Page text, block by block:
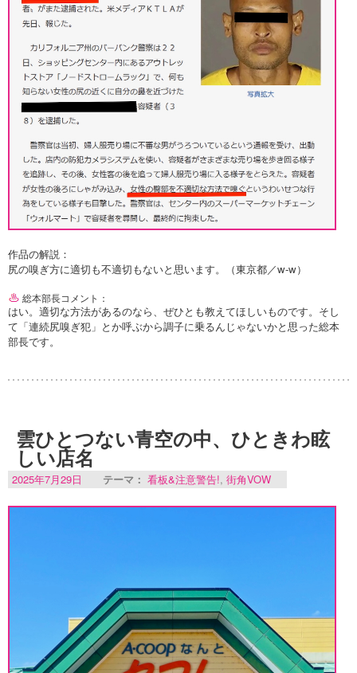
作品の解説：
尻の嗅ぎ方に適切も不適切もないと思います。（東京都／w-w）
総本部長コメント：
はい。適切な方法があるのなら、ぜひとも教えてほしいものです。そし
て「連続尻嗅ぎ犯」とか呼ぶから調子に乗るんじゃないかと思った総本
部長です。
雲ひとつない青空の中、ひときわ眩
しい店名
2025年7月29日 テーマ： 看板&注意警告!, 街角VOW